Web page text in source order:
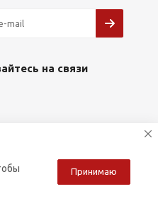
на связи
Принимаю